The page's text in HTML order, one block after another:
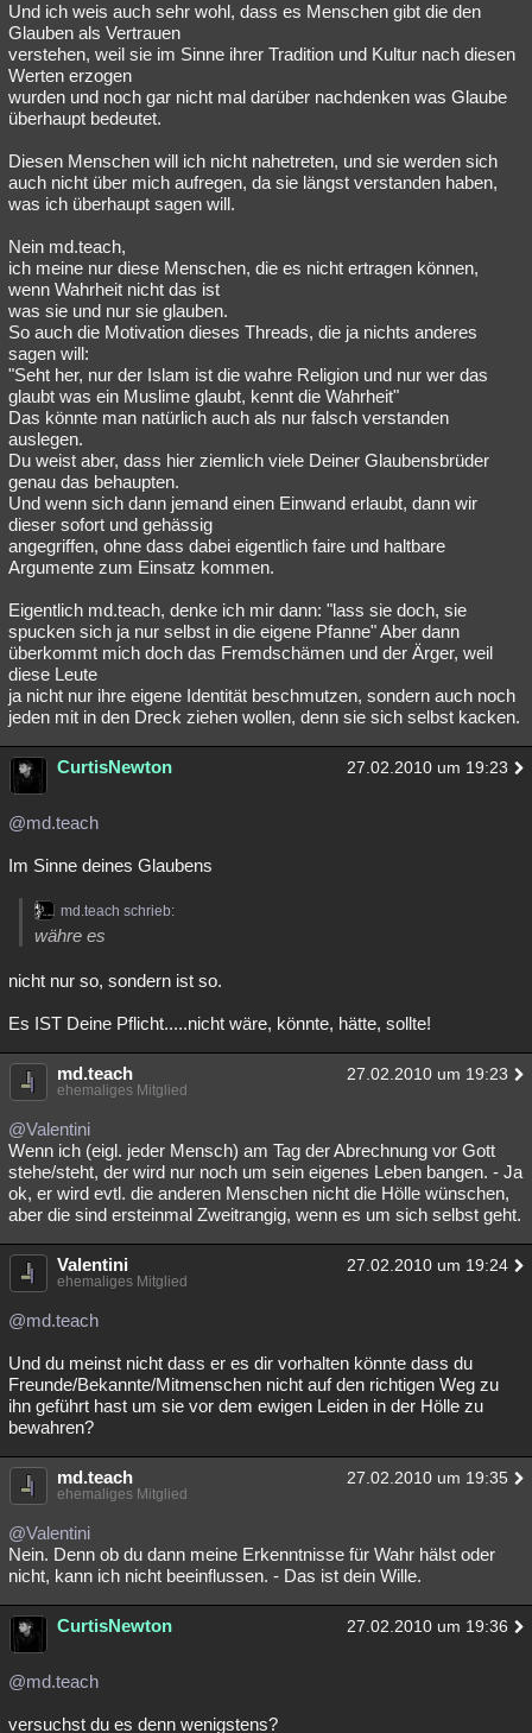
Und ich weis auch sehr wohl, dass es Menschen gibt die den
Glauben als Vertrauen
verstehen, weil sie im Sinne ihrer Tradition und Kultur nach diesen
Werten erzogen
wurden und noch gar nicht mal darüber nachdenken was Glaube
überhaupt bedeutet.
Diesen Menschen will ich nicht nahetreten, und sie werden sich
auch nicht über mich aufregen, da sie längst verstanden haben,
was ich überhaupt sagen will.
Nein md.teach,
ich meine nur diese Menschen, die es nicht ertragen können,
wenn Wahrheit nicht das ist
was sie und nur sie glauben.
So auch die Motivation dieses Threads, die ja nichts anderes
sagen will:
"Seht her, nur der Islam ist die wahre Religion und nur wer das
glaubt was ein Muslime glaubt, kennt die Wahrheit"
Das könnte man natürlich auch als nur falsch verstanden
auslegen.
Du weist aber, dass hier ziemlich viele Deiner Glaubensbrüder
genau das behaupten.
Und wenn sich dann jemand einen Einwand erlaubt, dann wir
dieser sofort und gehässig
angegriffen, ohne dass dabei eigentlich faire und haltbare
Argumente zum Einsatz kommen.
Eigentlich md.teach, denke ich mir dann: "lass sie doch, sie
spucken sich ja nur selbst in die eigene Pfanne" Aber dann
überkommt mich doch das Fremdschämen und der Ärger, weil
diese Leute
ja nicht nur ihre eigene Identität beschmutzen, sondern auch noch
jeden mit in den Dreck ziehen wollen, denn sie sich selbst kacken.
CurtisNewton 27.02.2010 um 19:23
@md.teach
Im Sinne deines Glaubens
md.teach schrieb:
währe es
nicht nur so, sondern ist so.
Es IST Deine Pflicht.....nicht wäre, könnte, hätte, sollte!
md.teach 27.02.2010 um 19:23
ehemaliges Mitglied
@Valentini
Wenn ich (eigl. jeder Mensch) am Tag der Abrechnung vor Gott
stehe/steht, der wird nur noch um sein eigenes Leben bangen. - Ja
ok, er wird evtl. die anderen Menschen nicht die Hölle wünschen,
aber die sind ersteinmal Zweitrangig, wenn es um sich selbst geht.
Valentini 27.02.2010 um 19:24
ehemaliges Mitglied
@md.teach
Und du meinst nicht dass er es dir vorhalten könnte dass du
Freunde/Bekannte/Mitmenschen nicht auf den richtigen Weg zu
ihn geführt hast um sie vor dem ewigen Leiden in der Hölle zu
bewahren?
md.teach 27.02.2010 um 19:35
ehemaliges Mitglied
@Valentini
Nein. Denn ob du dann meine Erkenntnisse für Wahr hälst oder
nicht, kann ich nicht beeinflussen. - Das ist dein Wille.
CurtisNewton 27.02.2010 um 19:36
@md.teach
versuchst du es denn wenigstens?